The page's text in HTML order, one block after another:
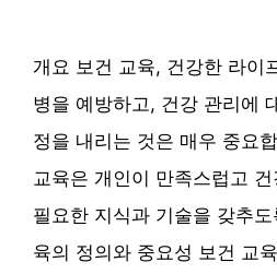
개요 보건 교육, 건강한 라이
병을 예방하고, 건강 관리에
정을 내리는 것은 매우 중요
교육은 개인이 만족스럽고
필요한 지식과 기술을 갖추
육의 정의와 중요성 보건 교